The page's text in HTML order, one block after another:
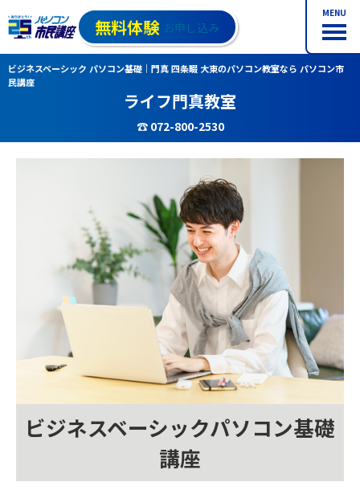
MENU
無料体験 お申し込み
ビジネスベーシック パソコン基礎｜門真 四条畷 大東のパソコン教室なら パソコン市
民講座
ライフ門真教室
☎ 072-800-2530
ビジネスベーシックパソコン基礎
講座